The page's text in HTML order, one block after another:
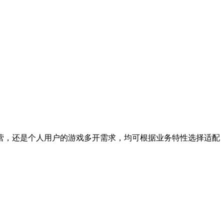
还是个人用户的游戏多开需求，均可根据业务特性选择适配